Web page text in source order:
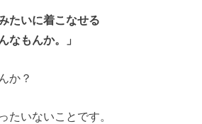
たいに着こなせる
なもんか。」
か？
たいないことです。